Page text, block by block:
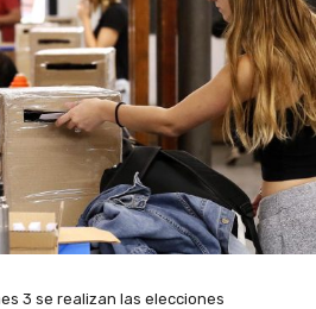
3 se realizan las elecciones